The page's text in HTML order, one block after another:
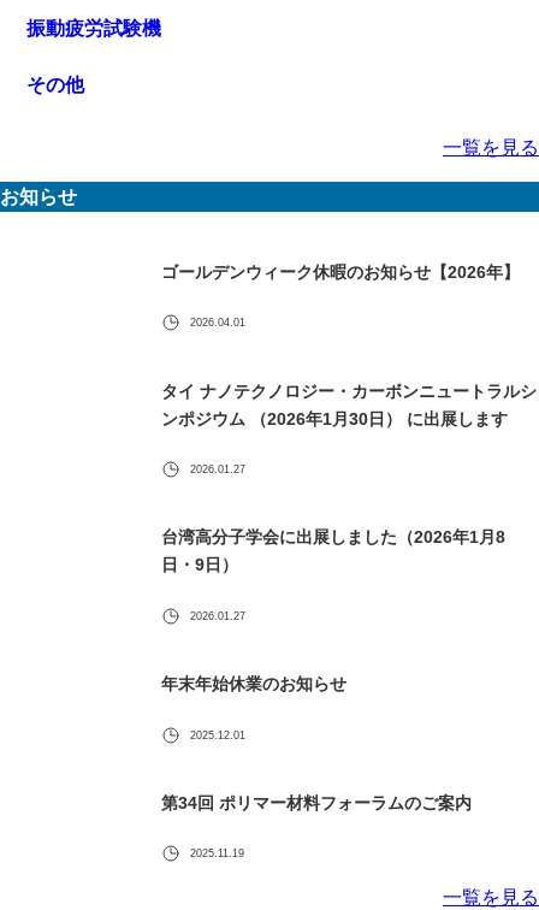
振動疲労試験機
その他
一覧を見る
お知らせ
ゴールデンウィーク休暇のお知らせ【2026年】
2026.04.01
タイ ナノテクノロジー・カーボンニュートラルシ
ンポジウム （2026年1月30日） に出展します
2026.01.27
台湾高分子学会に出展しました（2026年1月8
日・9日）
2026.01.27
年末年始休業のお知らせ
2025.12.01
第34回 ポリマー材料フォーラムのご案内
2025.11.19
一覧を見る